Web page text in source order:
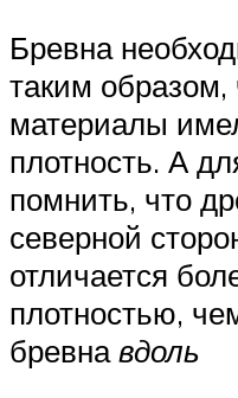
Бревна
таким
материалы
плотность. А
помнить, что
северной
отличается
плотностью,
бревнавдоль